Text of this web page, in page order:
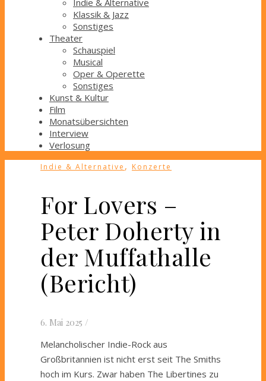
Indie & Alternative
Klassik & Jazz
Sonstiges
Theater
Schauspiel
Musical
Oper & Operette
Sonstiges
Kunst & Kultur
Film
Monatsübersichten
Interview
Verlosung
Indie & Alternative , Konzerte
For Lovers –
Peter Doherty in
der Muffathalle
(Bericht)
6. Mai 2025 /
Melancholischer Indie-Rock aus
Großbritannien ist nicht erst seit The Smiths
hoch im Kurs. Zwar haben The Libertines zu